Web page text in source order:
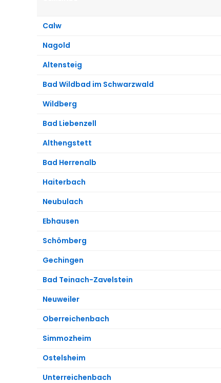
Calw
Nagold
Altensteig
Bad Wildbad im Schwarzwald
Wildberg
Bad Liebenzell
Althengstett
Bad Herrenalb
Haiterbach
Neubulach
Ebhausen
Schömberg
Gechingen
Bad Teinach-Zavelstein
Neuweiler
Oberreichenbach
Simmozheim
Ostelsheim
Unterreichenbach